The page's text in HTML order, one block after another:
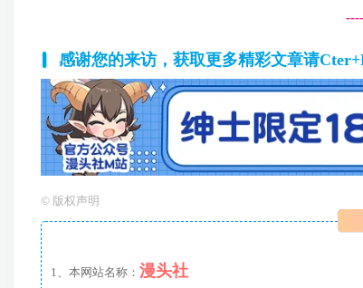
感谢您的来访，获取更多精彩文章请
© 版权声明
1、本网站名称： 漫头社